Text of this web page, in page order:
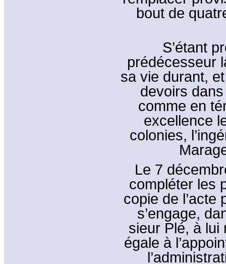
bout de
S’étant
prédécesseur
sa vie durant,
devoirs
comme en
excellence
colonies,
Le 7
compléter les
copie de l’acte
s’engage,
sieur Plé, à lui
égale à